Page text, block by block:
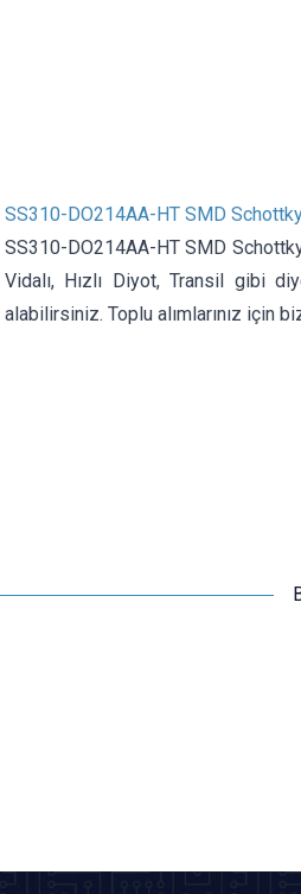
SS310-DO214AA-HT SMD
SS310-DO214AA-HT SMD
Vidalı, Hızlı Diyot, Transil gibi
alabilirsiniz. Toplu alımlarınız için